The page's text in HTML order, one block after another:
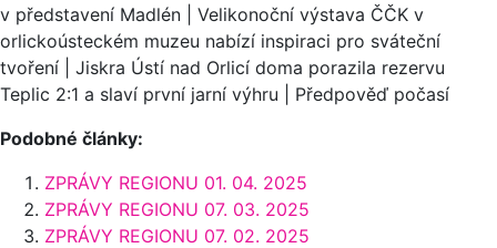
v představení Madlén | Velikonoční výstava ČČK v
orlickoústeckém muzeu nabízí inspiraci pro sváteční
tvoření | Jiskra Ústí nad Orlicí doma porazila rezervu
Teplic 2:1 a slaví první jarní výhru | Předpověď počasí
Podobné články:
ZPRÁVY REGIONU 01. 04. 2025
ZPRÁVY REGIONU 07. 03. 2025
ZPRÁVY REGIONU 07. 02. 2025